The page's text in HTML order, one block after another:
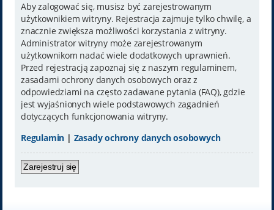
Aby zalogować się, musisz być zarejestrowanym
użytkownikiem witryny. Rejestracja zajmuje tylko chwilę, a
znacznie zwiększa możliwości korzystania z witryny.
Administrator witryny może zarejestrowanym
użytkownikom nadać wiele dodatkowych uprawnień.
Przed rejestracją zapoznaj się z naszym regulaminem,
zasadami ochrony danych osobowych oraz z
odpowiedziami na często zadawane pytania (FAQ), gdzie
jest wyjaśnionych wiele podstawowych zagadnień
dotyczących funkcjonowania witryny.
Regulamin | Zasady ochrony danych osobowych
Zarejestruj się